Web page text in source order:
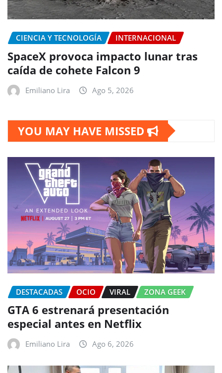
CIENCIA Y TECNOLOGÍA INTERNACIONAL
SpaceX provoca impacto lunar tras
caída de cohete Falcon 9
Emiliano Lira Ago 5, 2026
YOU MAY HAVE MISSED
DESTACADAS OCIO VIRAL ZONA GEEK
GTA 6 estrenará presentación
especial antes en Netflix
Emiliano Lira Ago 6, 2026